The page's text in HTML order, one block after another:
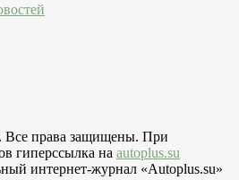
Все права защищены. При
гиперссылка на autoplus.su
интернет-журнал «Autoplus.su»